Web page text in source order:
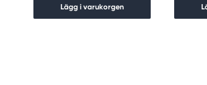
Lägg i varukorgen